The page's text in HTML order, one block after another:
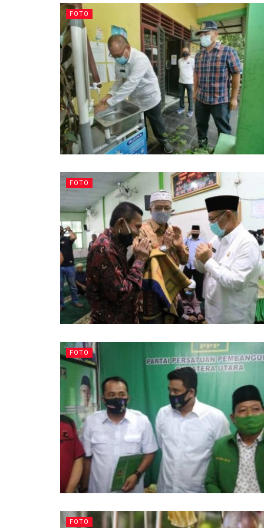
FOTO
FOTO
FOTO
FOTO